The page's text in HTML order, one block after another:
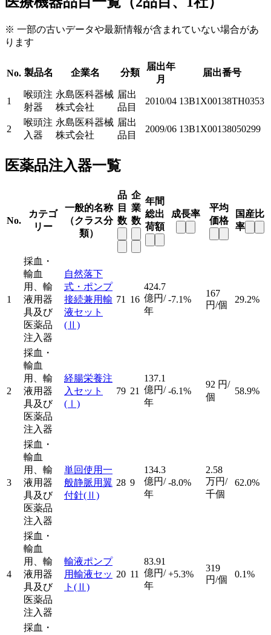
※ 一部の古いデータや最新情報が含まれていない場合があ
ります
No. 製品名 企業名 分類
届出年
月
届出番号
1
喉頭注
射器
永島医科器械
株式会社
届出
品目
2010/04 13B1X00138TH0353
2
喉頭注
入器
永島医科器械
株式会社
届出
品目
2009/06 13B1X00138050299
医薬品注入器一覧
No.
カテゴ
リー
一般的名称
（クラス分
類）
品
目
数
企
業
数
年間
総出
荷額
成長率
平均
価格
国産比
率
1
採血・
輸血
用、輸
液用器
具及び
医薬品
注入器
自然落下
式・ポンプ
接続兼用輸
液セット
(Ⅱ)
71 16
424.7
億円/
年
-7.1%
167
円/個
29.2%
2
採血・
輸血
用、輸
液用器
具及び
医薬品
注入器
経腸栄養注
入セット
(Ⅰ)
79 21
137.1
億円/
年
-6.1%
92 円/
個
58.9%
3
採血・
輸血
用、輸
液用器
具及び
医薬品
注入器
単回使用一
般静脈用翼
付針(Ⅱ)
28 9
134.3
億円/
年
-8.0%
2.58
万円/
千個
62.0%
4
採血・
輸血
用、輸
液用器
具及び
医薬品
注入器
輸液ポンプ
用輸液セッ
ト (Ⅱ)
20 11
83.91
億円/
年
+5.3%
319
円/個
0.1%
採血・